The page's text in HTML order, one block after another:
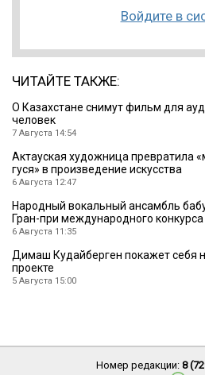
Войдите в
ЧИТАЙТЕ ТАКЖЕ:
О Казахстане снимут фильм для
человек
7 Августа 14:54
Актауская художница превратила
гуся» в произведение искусства
6 Августа 12:47
Народный вокальный ансамбль
Гран-при международного конкурса
6 Августа 11:35
Димаш Кудайберген покажет себя
проекте
5 Августа 15:00
Номер редакции: 8